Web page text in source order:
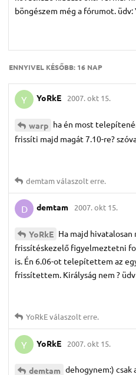
böngészem még a fórumot. üdv:
ENNYIVEL KÉSŐBB: 16 NAP
Y YoRkE 2007. okt 15.
warp ha én most
frissíti majd magát 7.10-re?
demtamválaszolt erre.
D demtam 2007. okt 15.
YoRkE Ha majd hivatalosan
frissítéskezelő figyelmeztetni
is. Én 6.06-ot telepítettem az
frissítettem. Királyság nem ? üdv
YoRkEválaszolt erre.
Y YoRkE 2007. okt 15.
demtam dehogynem:)